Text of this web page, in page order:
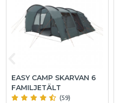
EASY CAMP SKARVAN 6
FAMILJETÄLT
(59)